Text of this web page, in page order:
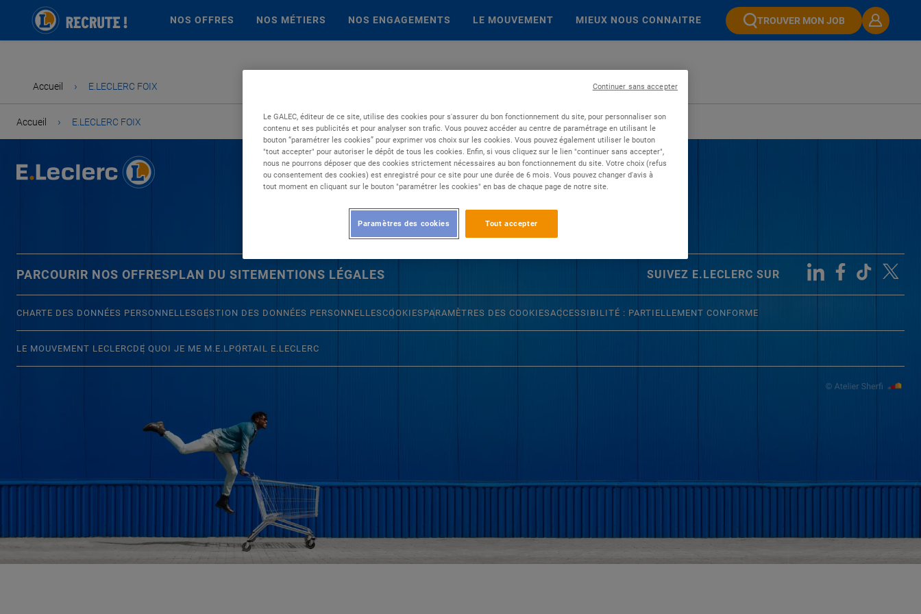
NOS OFFRES NOS MÉTIERS NOS ENGAGEMENTS LE MOUVEMENT MIEUX NOUS CONNAITRE TROUVER MON JOB
Accueil › E.LECLERC FOIX
Accueil › E.LECLERC FOIX
PARCOURIR NOS OFFRESPLAN DU SITEMENTIONS LÉGALES SUIVEZ E.LECLERC SUR
CHARTE DES DONNÉES PERSONNELLESGESTION DES DONNÉES PERSONNELLESCOOKIES PARAMÈTRES DES COOKIESACCESSIBILITÉ : PARTIELLEMENT CONFORME
LE MOUVEMENT LECLERCDE QUOI JE ME M.E.LPORTAIL E.LECLERC
Le GALEC, éditeur de ce site, utilise des cookies pour s'assurer du bon fonctionnement du site, pour personnaliser son
contenu et ses publicités et pour analyser son trafic. Vous pouvez accéder au centre de paramétrage en utilisant le
bouton “paramétrer les cookies” pour exprimer vos choix sur les cookies. Vous pouvez également utiliser le bouton
"tout accepter" pour autoriser le dépôt de tous les cookies. Enfin, si vous cliquez sur le lien "continuer sans accepter",
nous ne pourrons déposer que des cookies strictement nécessaires au bon fonctionnement du site. Votre choix (refus
ou consentement des cookies) est enregistré pour ce site pour une durée de 6 mois. Vous pouvez changer d'avis à
tout moment en cliquant sur le bouton "paramétrer les cookies" en bas de chaque page de notre site.
Tout accepter
Paramètres des cookies
Continuer sans accepter